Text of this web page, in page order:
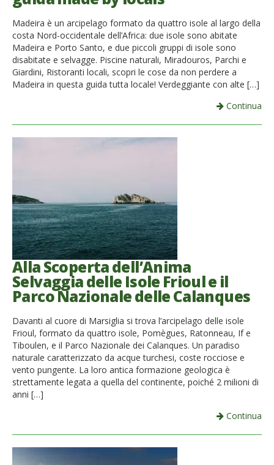
Madeira è un arcipelago formato da quattro isole al largo della
costa Nord-occidentale dell’Africa: due isole sono abitate
Madeira e Porto Santo, e due piccoli gruppi di isole sono
disabitate e selvagge. Piscine naturali, Miradouros, Parchi e
Giardini, Ristoranti locali, scopri le cose da non perdere a
Madeira in questa guida tutta locale! Verdeggiante con alte […]
Continua
Alla Scoperta dell’Anima
Selvaggia delle Isole Frioul e il
Parco Nazionale delle Calanques
Davanti al cuore di Marsiglia si trova l’arcipelago delle isole
Frioul, formato da quattro isole, Pomègues, Ratonneau, If e
Tiboulen, e il Parco Nazionale dei Calanques. Un paradiso
naturale caratterizzato da acque turchesi, coste rocciose e
vento pungente. La loro antica formazione geologica è
strettamente legata a quella del continente, poiché 2 milioni di
anni […]
Continua